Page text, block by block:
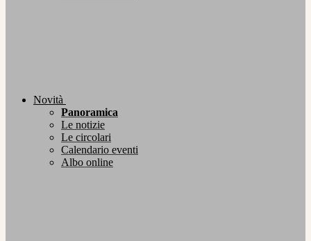
Novità
Panoramica
Le notizie
Le circolari
Calendario eventi
Albo online